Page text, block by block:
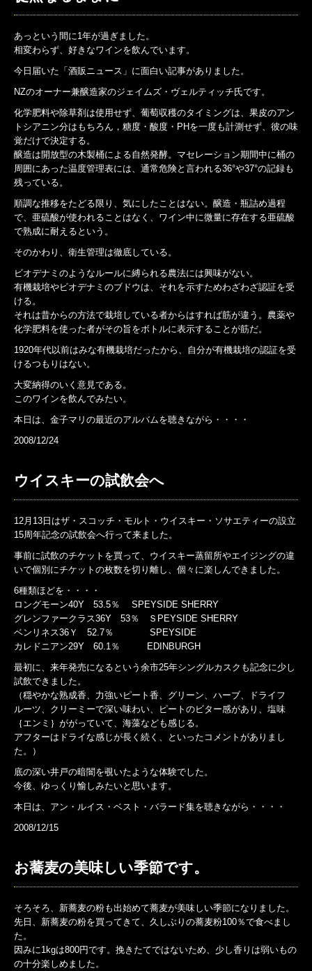
あっという間に1年が過ぎました。
相変わらず、好きなワインを飲んでいます。
今日届いた「酒販ニュース」に面白い記事がありました。
NZのオーナー兼醸造家のジェイムズ・ヴェルティッチ氏です。
化学肥料や除草剤は使用せず、葡萄収穫のタイミングは、果皮のアン
トシアニン分はもちろん，糖度・酸度・PHを一度も計測せず、彼の味
覚だけで決定する。
醸造は開放型の木製桶による自然発酵。マセレーション期間中に桶の
周囲にあった温度管理表には、通常危険と言われる36°や37°の記録も
残っている。
順調な推移をたどる限り、気にしたことはない。醸造・瓶詰め過程
で、亜硫酸が使われることはなく、ワイン中に微量に存在する亜硫酸
で熟成に耐えるという。
そのかわり、衛生管理は徹底している。
ビオデナミのようなルールに縛られる農法には興味がない。
有機栽培やビオデナミのブドウは、それを示すためわざわざ認証を受
ける。
それは昔からの方法で栽培している者からはすれば筋が違う。農薬や
化学肥料を使った者がその旨をボトルに表示することが筋だ。
1920年代以前はみな有機栽培だったから、自分が有機栽培の認証を受
けるつもりはない。
大変納得のいく意見である。
このワインを飲んでみたい。
本日は、金子マリの最近のアルバムを聴きながら・・・・
2008/12/24
ウイスキーの試飲会へ
12月13日はザ・スコッチ・モルト・ウイスキー・ソサエティーの設立
15周年記念の試飲会へ行って来ました。
事前に試飲のチケットを買って、ウイスキー蒸留所やエイジングの違
いで個別にチケットの枚数を切り離し、個々に楽しんできました。
6種類ほどを・・・・
ロングモーン40Y 53.5％ SPEYSIDE SHERRY
グレンファークラス36Y 53％ ＳPEYSIDE SHERRY
ベンリネス36Ｙ 52.7％ SPEYSIDE
カレドニアン29Y 60.1％ EDINBURGH
最初に、来年発売になるという余市25年シングルカスクも記念に少し
試飲できました。
（穏やかな熟成香、力強いピート香、グリーン、ハーブ、ドライフ
ルーツ、クリーミーで深い味わい、ピートのビター感があり、塩味
｛エンミ｝ががっていて、海藻なども感じる。
アフターはドライな感じが長く続く、といったコメントがありまし
た。）
底の深い井戸の暗闇を覗いたような体験でした。
今後、ゆっくり愉しみたいと思います。
本日は、アン・ルイス・ベスト・バラード集を聴きながら・・・・
2008/12/15
お蕎麦の美味しい季節です。
そろそろ、新蕎麦の粉も出始めて蕎麦が美味しい季節になりました。
先日、新蕎麦の粉を買ってきて、久しぶりの蕎麦粉100％で食べまし
た。
因みに1kgは800円です。挽きたてではないため、少し香りは弱いもの
の十分楽しめました。